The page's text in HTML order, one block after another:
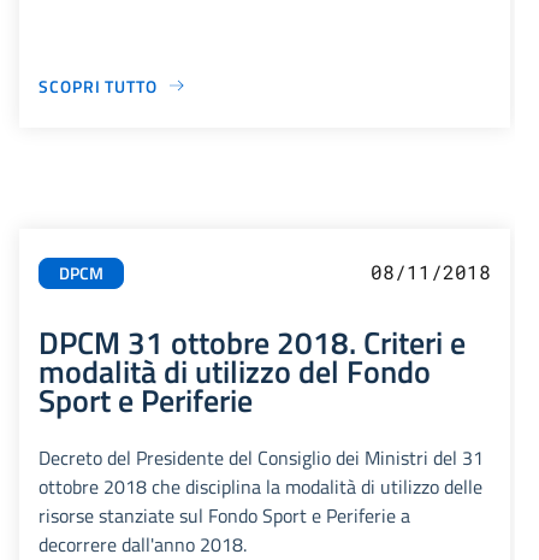
SCOPRI TUTTO
DPCM 08/11/2018
DPCM 31 ottobre 2018. Criteri e
modalità di utilizzo del Fondo
Sport e Periferie
Decreto del Presidente del Consiglio dei Ministri del 31
ottobre 2018 che disciplina la modalità di utilizzo delle
risorse stanziate sul Fondo Sport e Periferie a
decorrere dall'anno 2018.